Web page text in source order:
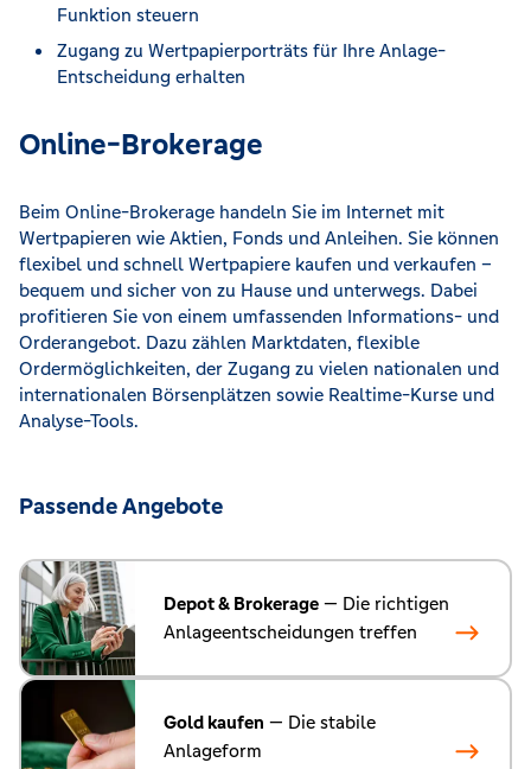
Funktion steuern
Zugang zu Wertpapierporträts für Ihre Anlage-
Entscheidung erhalten
Online-Brokerage
Beim Online-Brokerage handeln Sie im Internet mit
Wertpapieren wie Aktien, Fonds und Anleihen. Sie können
flexibel und schnell Wertpapiere kaufen und verkaufen –
bequem und sicher von zu Hause und unterwegs. Dabei
profitieren Sie von einem umfassenden Informations- und
Orderangebot. Dazu zählen Marktdaten, flexible
Ordermöglichkeiten, der Zugang zu vielen nationalen und
internationalen Börsenplätzen sowie Realtime-Kurse und
Analyse-Tools.
Passende Angebote
Depot & Brokerage — Die richtigen
Anlageentscheidungen treffen
Gold kaufen — Die stabile
Anlageform